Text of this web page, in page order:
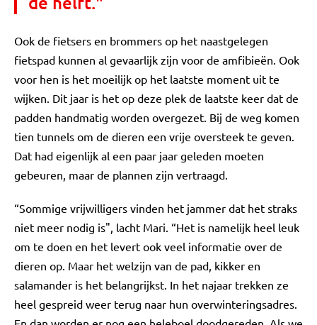
Ook de fietsers en brommers op het naastgelegen
fietspad kunnen al gevaarlijk zijn voor de amfibieën. Ook
voor hen is het moeilijk op het laatste moment uit te
wijken. Dit jaar is het op deze plek de laatste keer dat de
padden handmatig worden overgezet. Bij de weg komen
tien tunnels om de dieren een vrije oversteek te geven.
Dat had eigenlijk al een paar jaar geleden moeten
gebeuren, maar de plannen zijn vertraagd.
“Sommige vrijwilligers vinden het jammer dat het straks
niet meer nodig is", lacht Mari. “Het is namelijk heel leuk
om te doen en het levert ook veel informatie over de
dieren op. Maar het welzijn van de pad, kikker en
salamander is het belangrijkst. In het najaar trekken ze
heel gespreid weer terug naar hun overwinteringsadres.